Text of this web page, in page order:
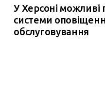
У Херсоні можливі
системи
обслуговування